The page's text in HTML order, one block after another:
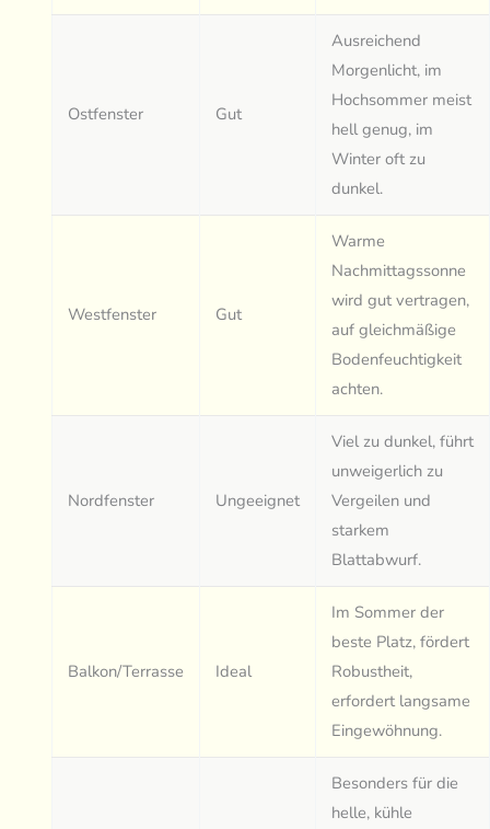
Ostfenster Gut
Ausreichend
Morgenlicht, im
Hochsommer meist
hell genug, im
Winter oft zu
dunkel.
Westfenster Gut
Warme
Nachmittagssonne
wird gut vertragen,
auf gleichmäßige
Bodenfeuchtigkeit
achten.
Nordfenster Ungeeignet
Viel zu dunkel, führt
unweigerlich zu
Vergeilen und
starkem
Blattabwurf.
Balkon/Terrasse Ideal
Im Sommer der
beste Platz, fördert
Robustheit,
erfordert langsame
Eingewöhnung.
Besonders für die
helle, kühle